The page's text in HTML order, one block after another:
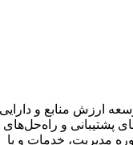
ارزش منابع و
پشتیبانی و راه‌حل‌های
مدیریت، خدمات و یا